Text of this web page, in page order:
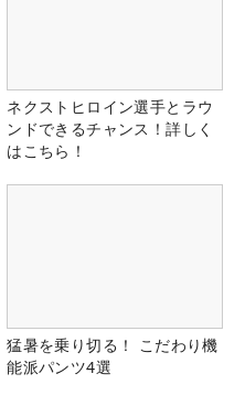
ネクストヒロイン選手とラウ
ンドできるチャンス！詳しく
はこちら！
猛暑を乗り切る！ こだわり機
能派パンツ4選